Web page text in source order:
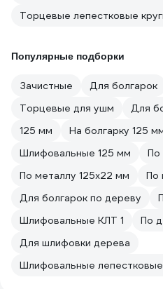
Торцевые лепестковые
Популярные подборки
Зачистные Для болгарок
Торцевые для ушм
Для
125 мм
На болгарку 125
Шлифовальные 125 мм
По
По металлу 125х22 мм
По
Для болгарок по дереву
Шлифовальные КЛТ 1
По
Для шлифовки дерева
Шлифовальные